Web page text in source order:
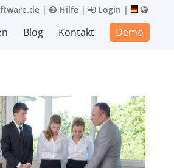
| Hilfe | Login |
Blog Kontakt Demo